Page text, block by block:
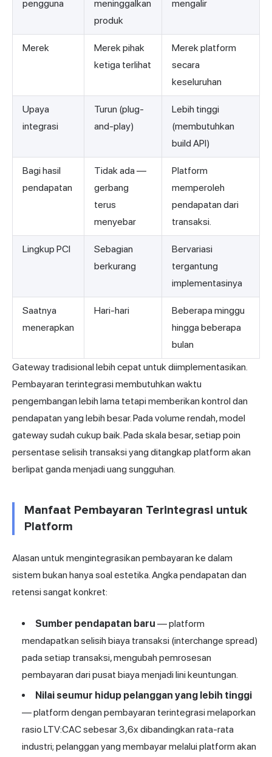
pengguna
meninggalkan
produk
mengalir
Merek
Merek pihak
ketiga terlihat
Merek platform
secara
keseluruhan
Upaya
integrasi
Turun (plug-
and-play)
Lebih tinggi
(membutuhkan
build API)
Bagi hasil
pendapatan
Tidak ada —
gerbang
terus
menyebar
Platform
memperoleh
pendapatan dari
transaksi.
Lingkup PCI
Sebagian
berkurang
Bervariasi
tergantung
implementasinya
Saatnya
menerapkan
Hari-hari
Beberapa minggu
hingga beberapa
bulan
Gateway tradisional lebih cepat untuk diimplementasikan.
Pembayaran terintegrasi membutuhkan waktu
pengembangan lebih lama tetapi memberikan kontrol dan
pendapatan yang lebih besar. Pada volume rendah, model
gateway sudah cukup baik. Pada skala besar, setiap poin
persentase selisih transaksi yang ditangkap platform akan
berlipat ganda menjadi uang sungguhan.
Manfaat Pembayaran Terintegrasi untuk
Platform
Alasan untuk mengintegrasikan pembayaran ke dalam
sistem bukan hanya soal estetika. Angka pendapatan dan
retensi sangat konkret:
Sumber pendapatan baru — platform
mendapatkan selisih biaya transaksi (interchange spread)
pada setiap transaksi, mengubah pemrosesan
pembayaran dari pusat biaya menjadi lini keuntungan.
Nilai seumur hidup pelanggan yang lebih tinggi
— platform dengan pembayaran terintegrasi melaporkan
rasio LTV:CAC sebesar 3,6x dibandingkan rata-rata
industri; pelanggan yang membayar melalui platform akan